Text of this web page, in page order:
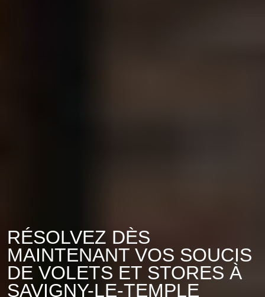
RÉSOLVEZ DÈS
MAINTENANT VOS SOUCIS
DE VOLETS ET STORES À
SAVIGNY-LE-TEMPLE